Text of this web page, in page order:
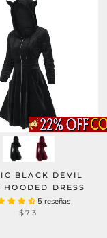
BLACK DEVIL
HOODED DRESS
5 reseñas
$73